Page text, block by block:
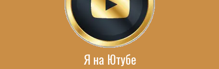
Я на Ютубе